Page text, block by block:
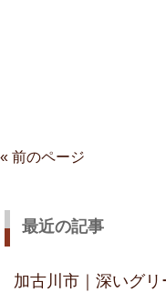
« 前のページ
最近の記事
加古川市｜深いグ